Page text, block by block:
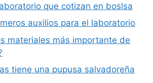
que cotizan en boslsa
auxilios para el laboratorio
materiales más importante de
tiene una pupusa salvadoreña